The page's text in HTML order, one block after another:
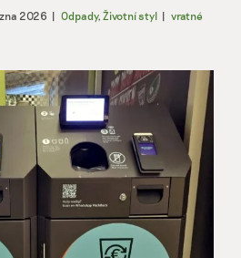
2026 | Odpady, Životní styl | vratné